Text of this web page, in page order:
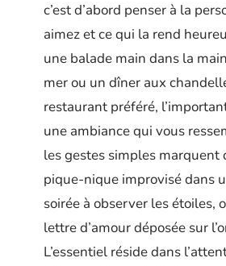
c’est d’abord penser à la
aimez et ce qui la rend
une balade main dans la
mer ou un dîner aux
restaurant préféré,
une ambiance qui vous
les gestes simples marquent
pique-nique improvisé dans
soirée à observer les étoiles,
lettre d’amour déposée sur
L’essentiel réside dans